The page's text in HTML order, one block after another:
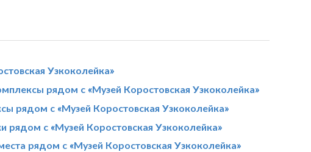
Узкоколейка»
рядом с «Музей Коростовская Узкоколейка»
рядом с «Музей Коростовская Узкоколейка»
рядом с «Музей Коростовская Узкоколейка»
рядом с «Музей Коростовская Узкоколейка»